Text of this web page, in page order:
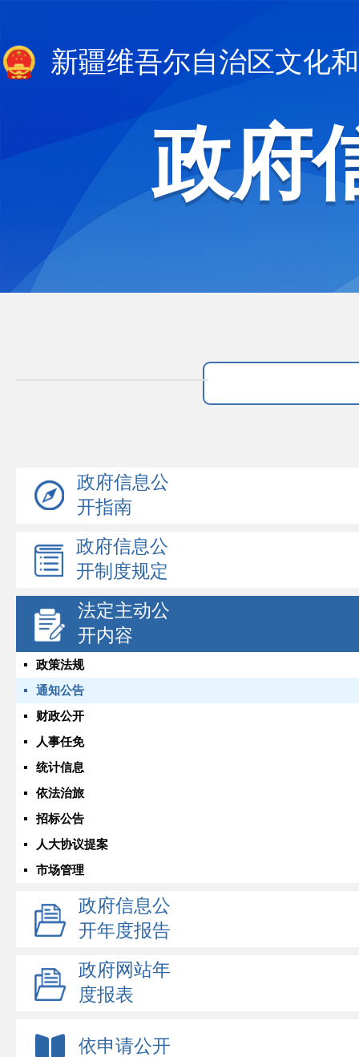
新疆维吾尔自治区文化
政府
政府信息公
开指南
政府信息公
开制度规定
法定主动公
开内容
政策法规
通知公告
财政公开
人事任免
统计信息
依法治旅
招标公告
人大协议提案
市场管理
政府信息公
开年度报告
政府网站年
度报表
依申请公开